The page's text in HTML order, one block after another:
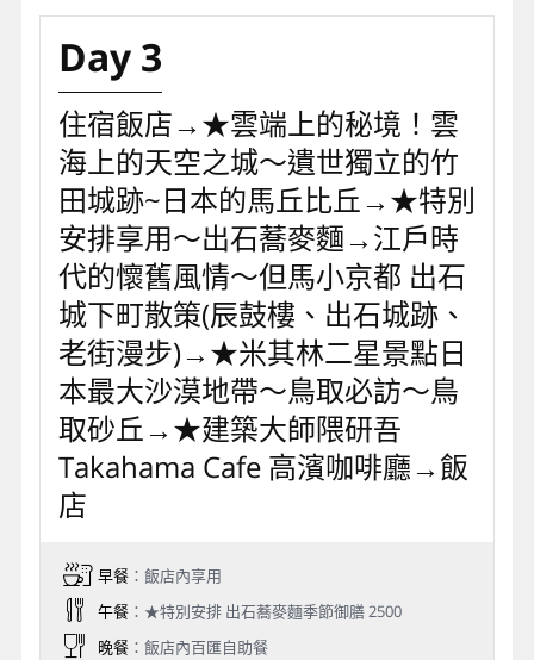
Day 3
住宿飯店→★雲端上的秘境！雲
海上的天空之城～遺世獨立的竹
田城跡~日本的馬丘比丘→★特別
安排享用～出石蕎麥麵→江戶時
代的懷舊風情～但馬小京都 出石
城下町散策(辰鼓樓、出石城跡、
老街漫步)→★米其林二星景點日
本最大沙漠地帶～鳥取必訪～鳥
取砂丘→★建築大師隈研吾
Takahama Cafe 高濱咖啡廳→飯
店
早餐：飯店內享用
午餐：★特別安排 出石蕎麥麵季節御膳 2500
晚餐：飯店內百匯自助餐